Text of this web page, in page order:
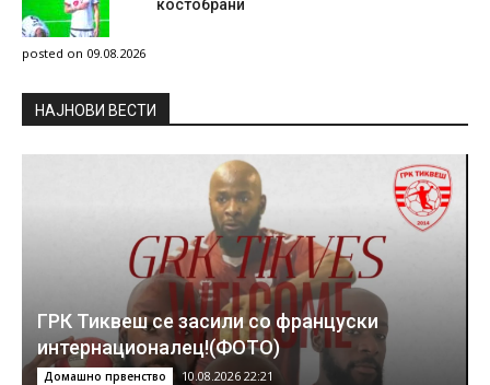
костобрани
posted on 09.08.2026
НAЈНОВИ ВЕСТИ
ГРК Тиквеш се засили со француски
интернационалец!(ФОТО)
Домашно првенство 10.08.2026 22:21